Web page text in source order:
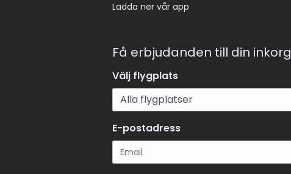
Ladda ner vår app
Få erbjudanden till din inkorg
Välj flygplats
E-postadress